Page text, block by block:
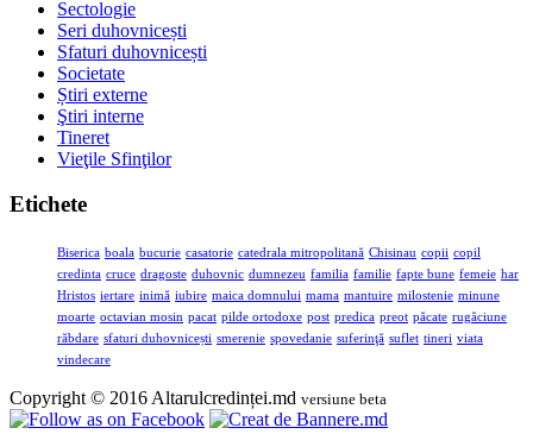
Sectologie
Seri duhovnicești
Sfaturi duhovnicești
Societate
Știri externe
Ştiri interne
Tineret
Vieţile Sfinţilor
Etichete
Biserica boala bucurie casatorie catedrala mitropolitană Chisinau copii copil
credinta cruce dragoste duhovnic dumnezeu familia familie fapte bune femeie har
Hristos iertare inimă iubire maica domnului mama mantuire milostenie minune
moarte octavian mosin pacat pilde ortodoxe post predica preot păcate rugăciune
răbdare sfaturi duhovnicești smerenie spovedanie suferinţă suflet tineri viata
vindecare
Copyright © 2016 Altarulcredinței.md versiune beta